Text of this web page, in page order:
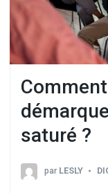
saturé ?
par LESLY